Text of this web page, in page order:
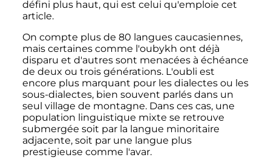
défini plus haut, qui est celui qu'emploie cet
article.
On compte plus de 80 langues caucasiennes,
mais certaines comme l'oubykh ont déjà
disparu et d'autres sont menacées à échéance
de deux ou trois générations. L'oubli est
encore plus marquant pour les dialectes ou les
sous-dialectes, bien souvent parlés dans un
seul village de montagne. Dans ces cas, une
population linguistique mixte se retrouve
submergée soit par la langue minoritaire
adjacente, soit par une langue plus
prestigieuse comme l'avar.